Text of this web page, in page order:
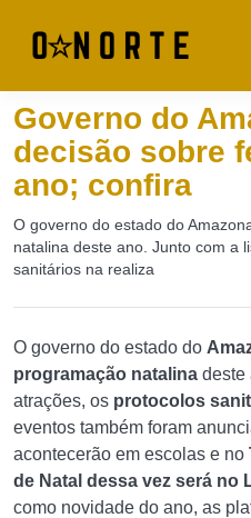
Governo do
decisão sobre
ano; confira
O governo do estado do
natalina deste ano. Junto com a
sanitários na realiza
O governo do estado do
programação natalina deste
atrações, os protocolos
eventos também foram
acontecerão em escolas e no
de Natal dessa vez será no
como novidade do ano, as